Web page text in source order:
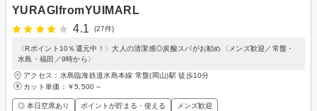
YURAGIfromYUIMARL
4.1
(27件)
〈Rポイント10％還元中！〉大人の清潔感◎炭酸スパがお勧め〈メンズ歓迎／常盤・
水島・福田／9時から〉
アクセス：水島臨海鉄道水島本線 常盤(岡山)駅 徒歩10分
カット単価： ￥5,500～
◎ 本日空席あり ポイントが貯まる・使える メンズ歓迎